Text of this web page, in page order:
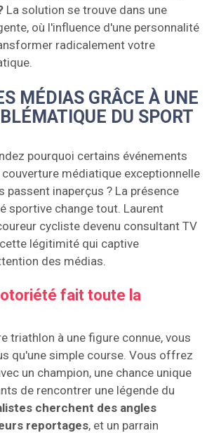
La solution se trouve dans une
où l'influence d'une personnalité
radicalement votre
MÉDIAS GRÂCE À UNE
DU SPORT
pourquoi certains événements
médiatique exceptionnelle
passent inaperçus ? La présence
sportive change tout. Laurent
cycliste devenu consultant TV
légitimité qui captive
des médias.
fait toute la
triathlon à une figure connue, vous
qu'une simple course. Vous offrez
un champion, une chance unique
de rencontrer une légende du
cherchent des angles
reportages, et un parrain